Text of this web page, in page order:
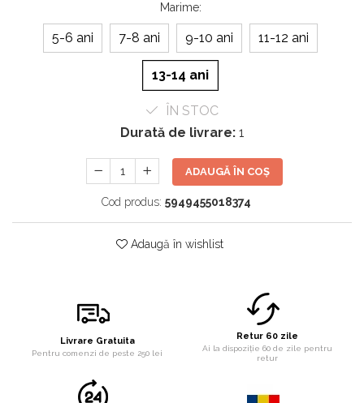
Marime:
5-6 ani 7-8 ani 9-10 ani 11-12 ani
13-14 ani
ÎN STOC
Durată de livrare:1
ADAUGĂ ÎN COȘ
Cod produs: 5949455018374
Adaugă în wishlist
Livrare Gratuita
Pentru comenzi de peste 250 lei
Retur 60 zile
Ai la dispoziție 60 de zile pentru
retur